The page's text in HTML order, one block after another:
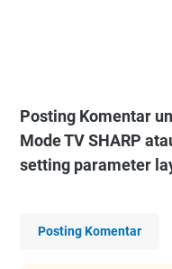
Posting Komentar
Mode TV SHARP
setting parameter
Posting Komentar